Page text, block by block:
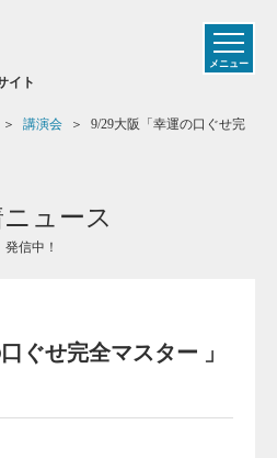
イト
メニュー
講演会
9/29大阪「幸運の口ぐせ完
ュース
発信中！
ぐせ完全マスター 」